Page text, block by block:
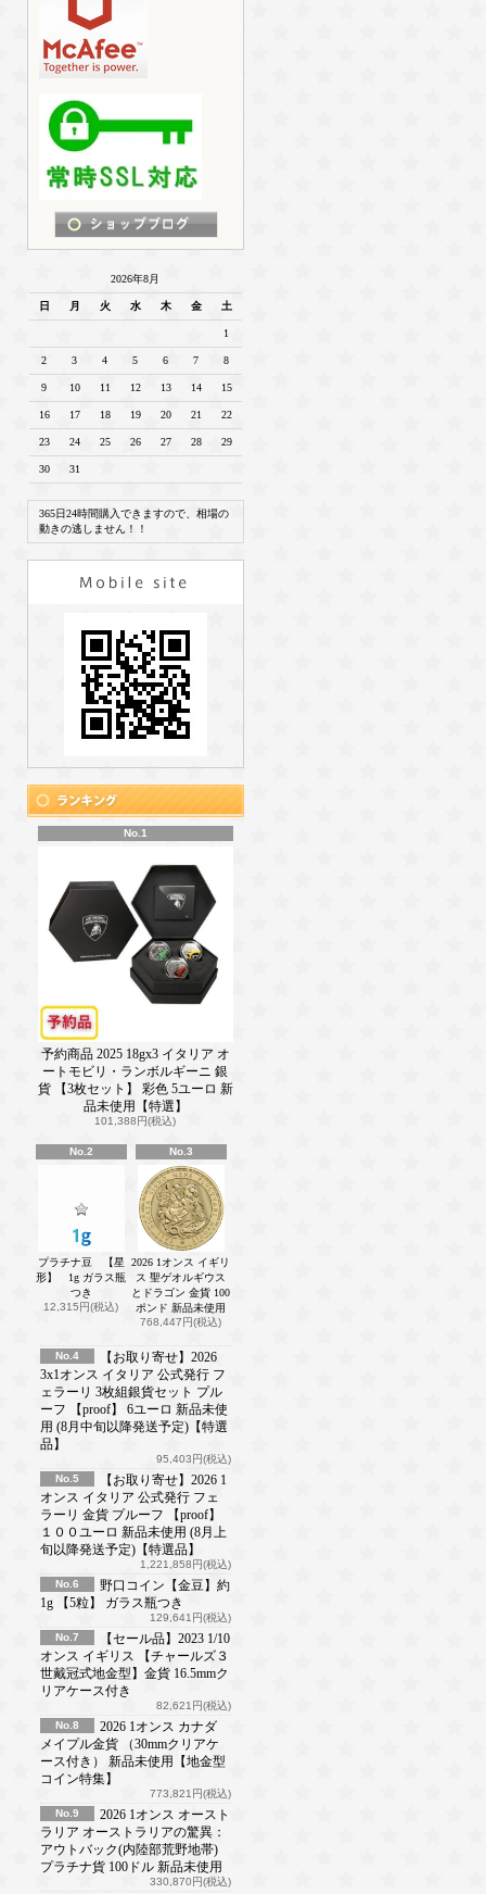
2026年8月
日 月 火 水 木 金 土
1
2 3 4 5 6 7 8
9 10 11 12 13 14 15
16 17 18 19 20 21 22
23 24 25 26 27 28 29
30 31
365日24時間購入できますので、相場の
動きの逃しません！！
No.1
予約商品 2025 18gx3 イタリア オ
ートモビリ・ランボルギーニ 銀
貨 【3枚セット】 彩色 5ユーロ 新
品未使用【特選】
101,388円(税込)
No.2
プラチナ豆 【星
形】 1g ガラス瓶
つき
12,315円(税込)
No.3
2026 1オンス イギリ
ス 聖ゲオルギウス
とドラゴン 金貨 100
ポンド 新品未使用
768,447円(税込)
No.4
【お取り寄せ】2026
3x1オンス イタリア 公式発行 フ
ェラーリ 3枚組銀貨セット プル
ーフ 【proof】 6ユーロ 新品未使
用 (8月中旬以降発送予定)【特選
品】
95,403円(税込)
No.5
【お取り寄せ】2026 1
オンス イタリア 公式発行 フェ
ラーリ 金貨 プルーフ 【proof】
１００ユーロ 新品未使用 (8月上
旬以降発送予定)【特選品】
1,221,858円(税込)
No.6
野口コイン【金豆】約
1g 【5粒】 ガラス瓶つき
129,641円(税込)
No.7
【セール品】2023 1/10
オンス イギリス 【チャールズ３
世戴冠式地金型】金貨 16.5mmク
リアケース付き
82,621円(税込)
No.8
2026 1オンス カナダ
メイプル金貨 （30mmクリアケ
ース付き） 新品未使用【地金型
コイン特集】
773,821円(税込)
No.9
2026 1オンス オースト
ラリア オーストラリアの驚異：
アウトバック(内陸部荒野地帯)
プラチナ貨 100ドル 新品未使用
330,870円(税込)